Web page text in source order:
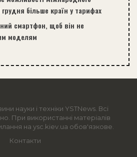
грудня більше країн у тарифах
смартфон, щоб він не
моделям
науки і техніки YSTNews. Всі
При використанні матеріалів
на ysc.kiev.ua обов'язкове.
Контакти